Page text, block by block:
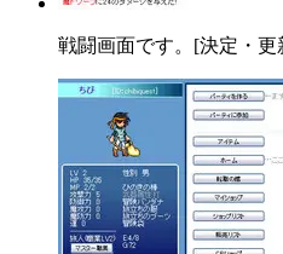
戦闘画面です。[決定・